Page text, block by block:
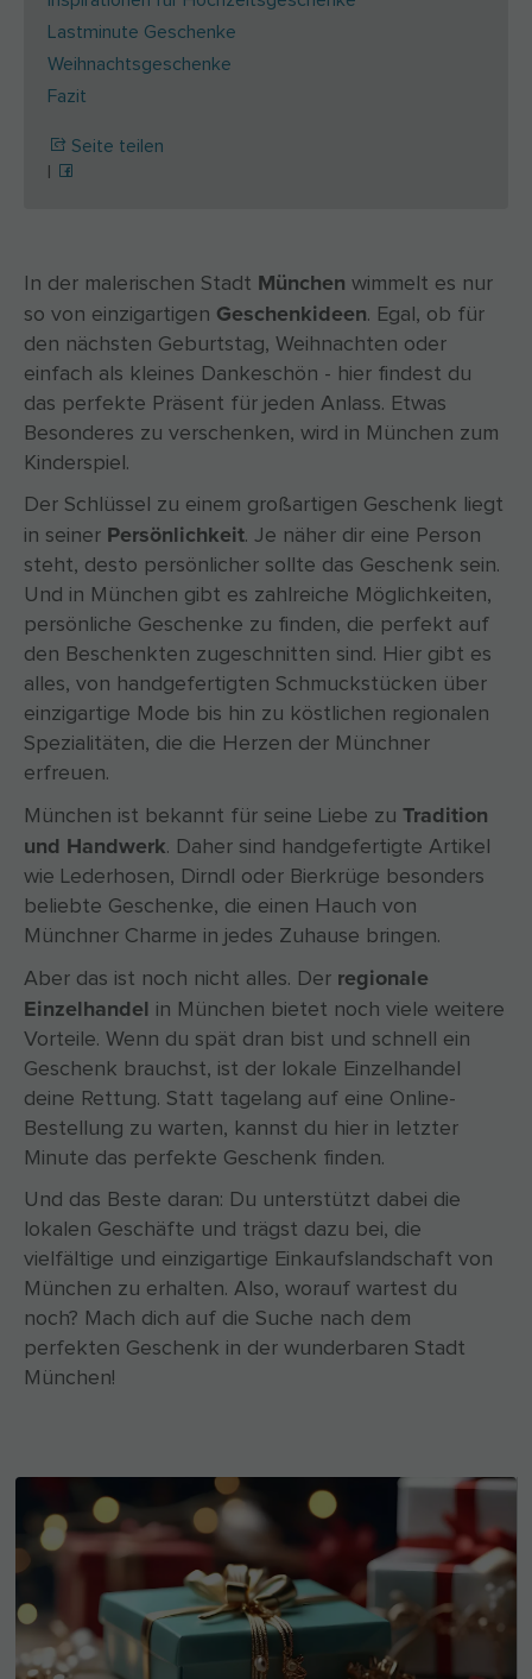
Lastminute Geschenke
Weihnachtsgeschenke
Fazit
Seite teilen
In der malerischen Stadt München wimmelt es nur
so von einzigartigen Geschenkideen. Egal, ob für
den nächsten Geburtstag, Weihnachten oder
einfach als kleines Dankeschön - hier findest du
das perfekte Präsent für jeden Anlass. Etwas
Besonderes zu verschenken, wird in München zum
Kinderspiel.
Der Schlüssel zu einem großartigen Geschenk liegt
in seiner Persönlichkeit. Je näher dir eine Person
steht, desto persönlicher sollte das Geschenk sein.
Und in München gibt es zahlreiche Möglichkeiten,
persönliche Geschenke zu finden, die perfekt auf
den Beschenkten zugeschnitten sind. Hier gibt es
alles, von handgefertigten Schmuckstücken über
einzigartige Mode bis hin zu köstlichen regionalen
Spezialitäten, die die Herzen der Münchner
erfreuen.
München ist bekannt für seine Liebe zu Tradition
und Handwerk. Daher sind handgefertigte Artikel
wie Lederhosen, Dirndl oder Bierkrüge besonders
beliebte Geschenke, die einen Hauch von
Münchner Charme in jedes Zuhause bringen.
Aber das ist noch nicht alles. Der regionale
Einzelhandel in München bietet noch viele weitere
Vorteile. Wenn du spät dran bist und schnell ein
Geschenk brauchst, ist der lokale Einzelhandel
deine Rettung. Statt tagelang auf eine Online-
Bestellung zu warten, kannst du hier in letzter
Minute das perfekte Geschenk finden.
Und das Beste daran: Du unterstützt dabei die
lokalen Geschäfte und trägst dazu bei, die
vielfältige und einzigartige Einkaufslandschaft von
München zu erhalten. Also, worauf wartest du
noch? Mach dich auf die Suche nach dem
perfekten Geschenk in der wunderbaren Stadt
München!